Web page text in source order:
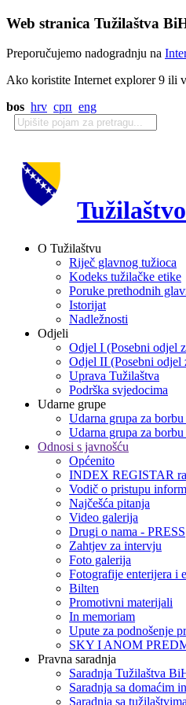
Web stranica Tužilaštva
Preporučujemo nadogradnju na
Ako koristite Internet explorer 9 ili
bos hrv срп eng
O Tužilaštvu
Riječ glavnog tužioca
Kodeks tužilačke etike
Poruke prethodnih
Istorijat
Nadležnosti
Odjeli
Odjel I (Posebni odjel
Odjel II (Posebni
Uprava Tužilaštva
Podrška svjedocima
Udarne grupe
Udarna grupa za
Udarna grupa za
Odnosi s javnošću
Općenito
INDEX REGISTAR
Vodič o pristupu
Najčešća pitanja
Video galerija
Drugi o nama - PRESS
Zahtjev za intervju
Foto galerija
Fotografije enterijera i
Bilten
Promotivni materijali
In memoriam
Upute za podnošenje
SKY I ANOM
Pravna saradnja
Saradnja Tužilaštva
Saradnja sa domaćim
Saradnja sa